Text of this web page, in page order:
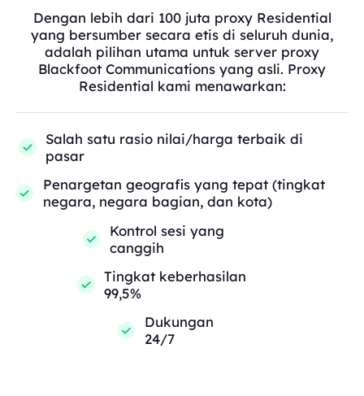
Dengan lebih dari 100 juta proxy Residential
yang bersumber secara etis di seluruh dunia,
adalah pilihan utama untuk server proxy
Blackfoot Communications yang asli. Proxy
Residential kami menawarkan:
Salah satu rasio nilai/harga terbaik di
pasar
Penargetan geografis yang tepat (tingkat
negara, negara bagian, dan kota)
Kontrol sesi yang
canggih
Tingkat keberhasilan
99,5%
Dukungan
24/7